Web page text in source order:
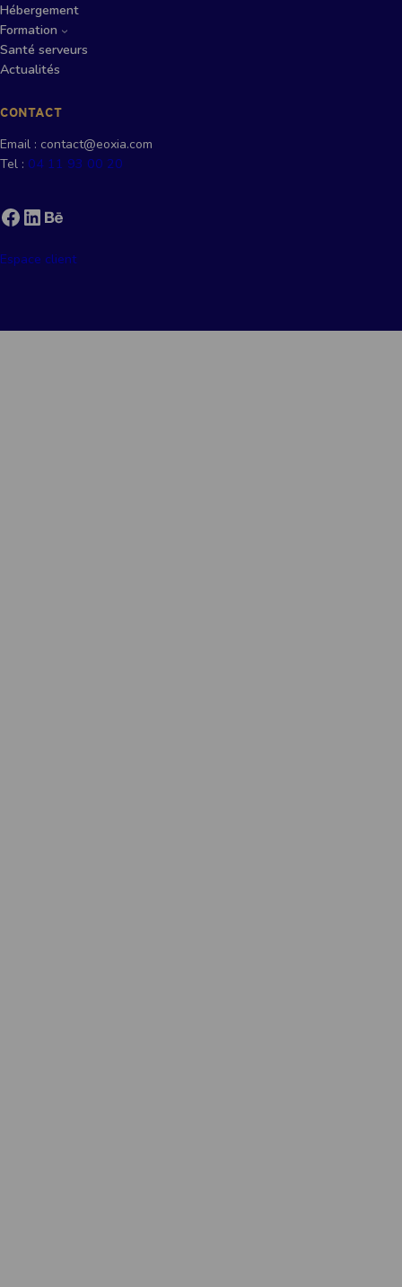
Hébergement
Formation
Santé serveurs
Actualités
CONTACT
Email : contact@eoxia.com
Tel : 04 11 93 00 20
Facebook LinkedIn Behance
Espace client